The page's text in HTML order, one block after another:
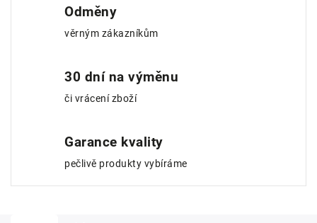
Odměny
věrným zákazníkům
30 dní na výměnu
či vrácení zboží
Garance kvality
pečlivě produkty vybíráme